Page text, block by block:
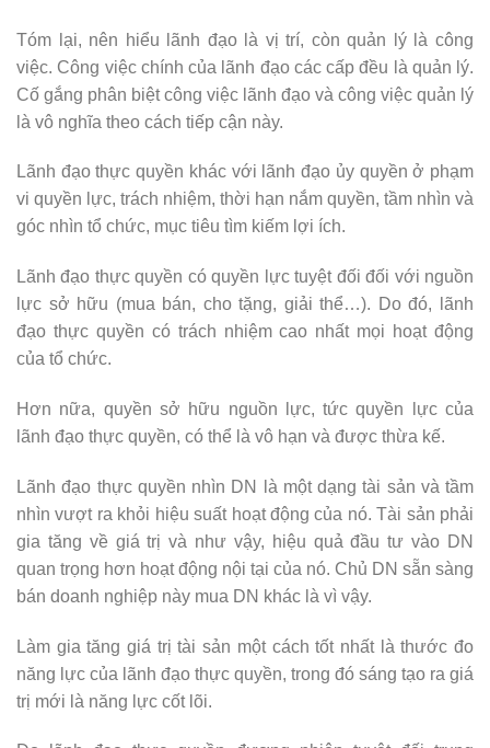
Tóm lại, nên hiểu lãnh đạo là vị trí, còn quản lý là công
việc. Công việc chính của lãnh đạo các cấp đều là quản lý.
Cố gắng phân biệt công việc lãnh đạo và công việc quản lý
là vô nghĩa theo cách tiếp cận này.
Lãnh đạo thực quyền khác với lãnh đạo ủy quyền ở phạm
vi quyền lực, trách nhiệm, thời hạn nắm quyền, tầm nhìn và
góc nhìn tổ chức, mục tiêu tìm kiếm lợi ích.
Lãnh đạo thực quyền có quyền lực tuyệt đối đối với nguồn
lực sở hữu (mua bán, cho tặng, giải thể…). Do đó, lãnh
đạo thực quyền có trách nhiệm cao nhất mọi hoạt động
của tổ chức.
Hơn nữa, quyền sở hữu nguồn lực, tức quyền lực của
lãnh đạo thực quyền, có thể là vô hạn và được thừa kế.
Lãnh đạo thực quyền nhìn DN là một dạng tài sản và tầm
nhìn vượt ra khỏi hiệu suất hoạt động của nó. Tài sản phải
gia tăng về giá trị và như vậy, hiệu quả đầu tư vào DN
quan trọng hơn hoạt động nội tại của nó. Chủ DN sẵn sàng
bán doanh nghiệp này mua DN khác là vì vậy.
Làm gia tăng giá trị tài sản một cách tốt nhất là thước đo
năng lực của lãnh đạo thực quyền, trong đó sáng tạo ra giá
trị mới là năng lực cốt lõi.